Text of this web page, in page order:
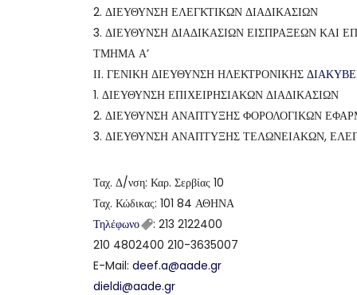
2. ΔΙΕΥΘΥΝΣΗ ΕΛΕΓΚΤΙΚΩΝ ΔΙΑΔΙΚΑΣΙΩΝ
3. ΔΙΕΥΘΥΝΣΗ ΔΙΑΔΙΚΑΣΙΩΝ ΕΙΣΠΡΑΞΕΩΝ ΚΑΙ
ΤΜΗΜΑ Α’
ΙΙ. ΓΕΝΙΚΗ ΔΙΕΥΘΥΝΣΗ ΗΛΕΚΤΡΟΝΙΚΗΣ
1. ΔΙΕΥΘΥΝΣΗ ΕΠΙΧΕΙΡΗΣΙΑΚΩΝ ΔΙΑΔΙΚΑΣΙΩΝ
2. ΔΙΕΥΘΥΝΣΗ ΑΝΑΠΤΥΞΗΣ ΦΟΡΟΛΟΓΙΚΩΝ
3. ΔΙΕΥΘΥΝΣΗ ΑΝΑΠΤΥΞΗΣ ΤΕΛΩΝΕΙΑΚΩΝ,
Ταχ. Δ/νση: Καρ. Σερβίας 10
Ταχ. Κώδικας: 101 84 ΑΘΗΝΑ
Τηλέφωνο
: 213 2122400
210 4802400 210-3635007
E-Mail: deef.a@aade.gr
dieldi@aade.gr